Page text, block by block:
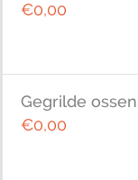
€0,00
Gegrilde
€0,00